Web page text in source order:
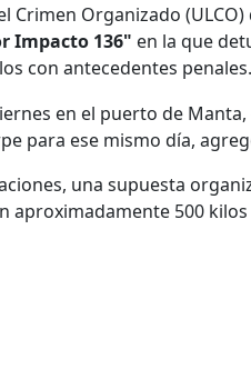
Crimen Organizado
Impacto 136" en la que
con antecedentes penales.
en el puerto de
para ese mismo día,
una supuesta
aproximadamente 500 kilos